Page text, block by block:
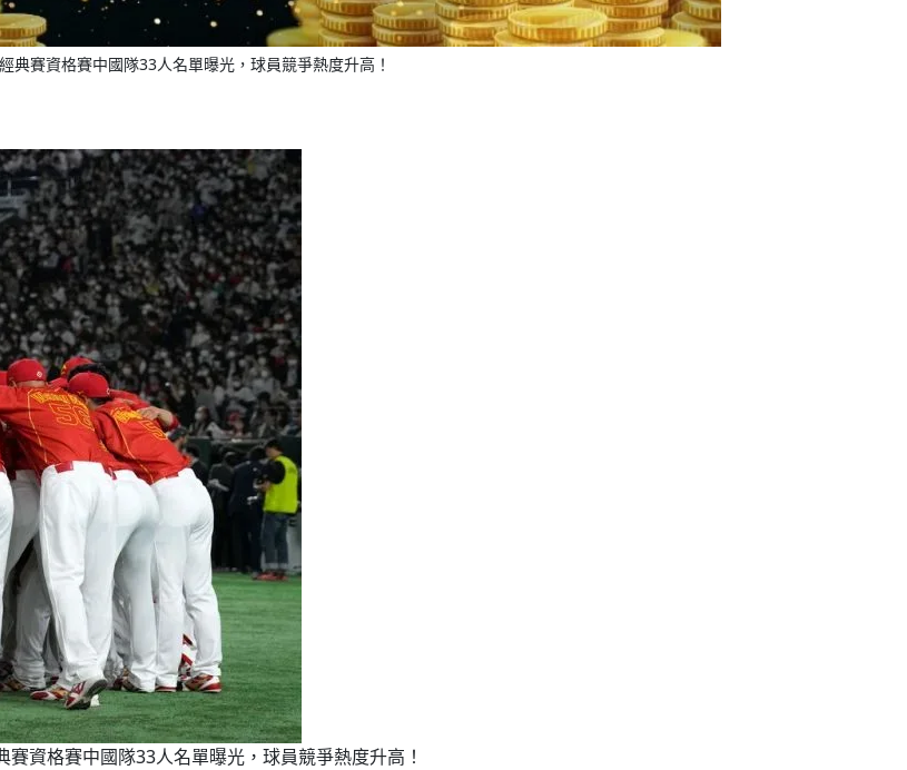
典賽資格賽中國隊33人名單曝光，球員競爭熱度升高！
賽資格賽中國隊33人名單曝光，球員競爭熱度升高！